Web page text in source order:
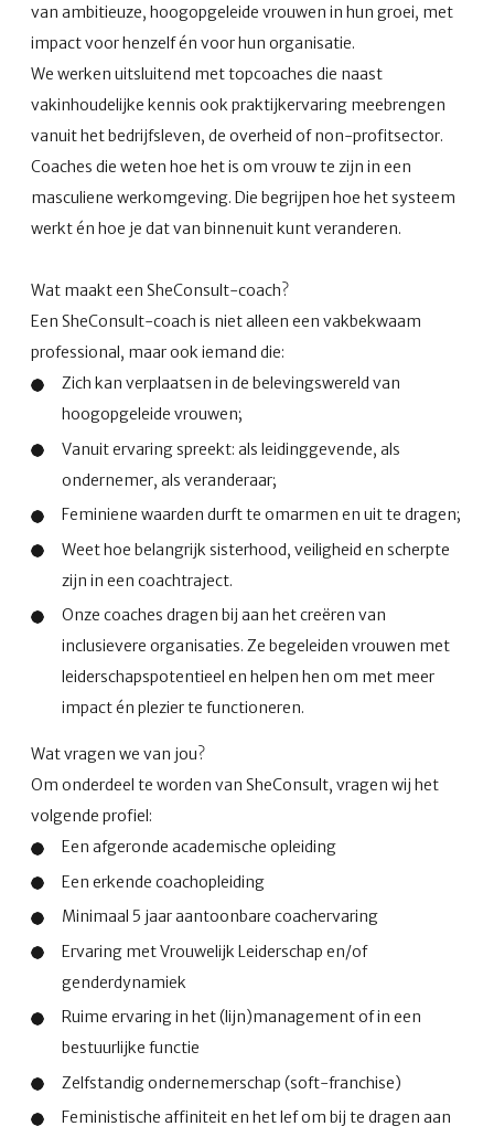
van ambitieuze, hoogopgeleide vrouwen in hun groei, met
impact voor henzelf én voor hun organisatie.
We werken uitsluitend met topcoaches die naast
vakinhoudelijke kennis ook praktijkervaring meebrengen
vanuit het bedrijfsleven, de overheid of non-profitsector.
Coaches die weten hoe het is om vrouw te zijn in een
masculiene werkomgeving. Die begrijpen hoe het systeem
werkt én hoe je dat van binnenuit kunt veranderen.
Wat maakt een SheConsult-coach?
Een SheConsult-coach is niet alleen een vakbekwaam
professional, maar ook iemand die:
Zich kan verplaatsen in de belevingswereld van
hoogopgeleide vrouwen;
Vanuit ervaring spreekt: als leidinggevende, als
ondernemer, als veranderaar;
Feminiene waarden durft te omarmen en uit te dragen;
Weet hoe belangrijk sisterhood, veiligheid en scherpte
zijn in een coachtraject.
Onze coaches dragen bij aan het creëren van
inclusievere organisaties. Ze begeleiden vrouwen met
leiderschapspotentieel en helpen hen om met meer
impact én plezier te functioneren.
Wat vragen we van jou?
Om onderdeel te worden van SheConsult, vragen wij het
volgende profiel:
Een afgeronde academische opleiding
Een erkende coachopleiding
Minimaal 5 jaar aantoonbare coachervaring
Ervaring met Vrouwelijk Leiderschap en/of
genderdynamiek
Ruime ervaring in het (lijn)management of in een
bestuurlijke functie
Zelfstandig ondernemerschap (soft-franchise)
Feministische affiniteit en het lef om bij te dragen aan